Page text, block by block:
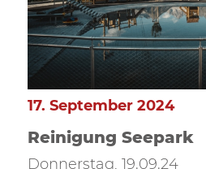
Reinigung Seepark
17. September 2024
Donnerstag, 19.09.24